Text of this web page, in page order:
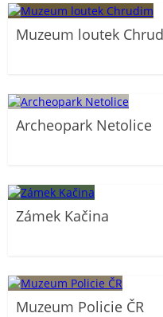
Muzeum loutek
Archeopark Netolice
Zámek Kačina
Muzeum Policie ČR